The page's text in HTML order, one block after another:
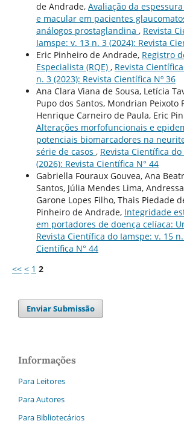
de Andrade, Avaliação da
e macular em pacientes
análogos prostaglandina , Revista
Iamspe: v. 13 n. 3 (2024): Revista
Eric Pinheiro de Andrade, Registro
Especialista (RQE) , Revista
n. 3 (2023): Revista Científica Nº 36
Ana Clara Viana de Sousa, Letícia
Pupo dos Santos, Mondrian Peixoto
Henrique Carneiro de Paula, Eric
Alterações morfofuncionais e
potenciais biomarcadores na
série de casos , Revista Científica
(2026): Revista Científica N° 44
Gabriella Fouraux Gouvea, Ana
Santos, Júlia Mendes Lima,
Garone Lopes Filho, Thais Piedade
Pinheiro de Andrade, Integridade
em portadores de doença celíaca:
Revista Científica do Iamspe: v. 15
Científica N° 44
<< < 1 2
Enviar Submissão
Informações
Para Leitores
Para Autores
Para Bibliotecários